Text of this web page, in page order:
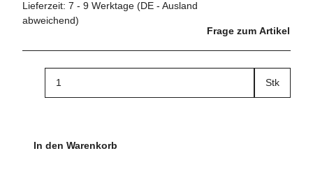
Lieferzeit: 7 - 9 Werktage (DE - Ausland
abweichend)
Frage zum Artikel
Stk
In den Warenkorb